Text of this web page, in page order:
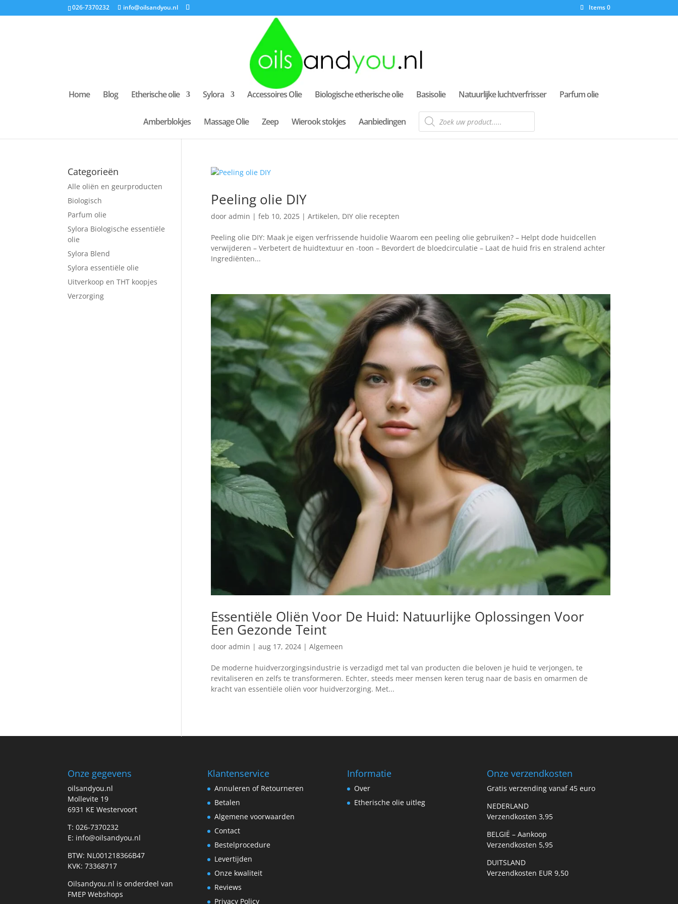
026-7370232 info@oilsandyou.nl Items 0
Home Blog Etherische olie Sylora Accessoires Olie Biologische etherische olie Basisolie Natuurlijke luchtverfrisser Parfum olie
Amberblokjes Massage Olie Zeep Wierook stokjes Aanbiedingen
Producten
zoeken
Peeling olie DIY
door admin | feb 10, 2025| Artikelen, DIY olie recepten
Peeling olie DIY: Maak je eigen verfrissende huidolie Waarom een peeling olie gebruiken? – Helpt dode huidcellen
verwijderen – Verbetert de huidtextuur en -toon – Bevordert de bloedcirculatie – Laat de huid fris en stralend achter
Ingrediënten...
Essentiële Oliën Voor De Huid: Natuurlijke Oplossingen Voor
Een Gezonde Teint
door admin | aug 17, 2024| Algemeen
De moderne huidverzorgingsindustrie is verzadigd met tal van producten die beloven je huid te verjongen, te
revitaliseren en zelfs te transformeren. Echter, steeds meer mensen keren terug naar de basis en omarmen de
kracht van essentiële oliën voor huidverzorging. Met...
Categorieën
Alle oliën en geurproducten
Biologisch
Parfum olie
Sylora Biologische essentiële
olie
Sylora Blend
Sylora essentiële olie
Uitverkoop en THT koopjes
Verzorging
Onze gegevens
oilsandyou.nl
Mollevite 19
6931 KE Westervoort
T: 026-7370232
E: info@oilsandyou.nl
BTW: NL001218366B47
KVK: 73368717
Oilsandyou.nl is onderdeel van
FMEP Webshops
Klantenservice
Annuleren of Retourneren
Betalen
Algemene voorwaarden
Contact
Bestelprocedure
Levertijden
Onze kwaliteit
Reviews
Privacy Policy
Informatie
Over
Etherische olie uitleg
Onze verzendkosten
Gratis verzending vanaf 45 euro
NEDERLAND
Verzendkosten 3,95
BELGIË – Aankoop
Verzendkosten 5,95
DUITSLAND
Verzendkosten EUR 9,50